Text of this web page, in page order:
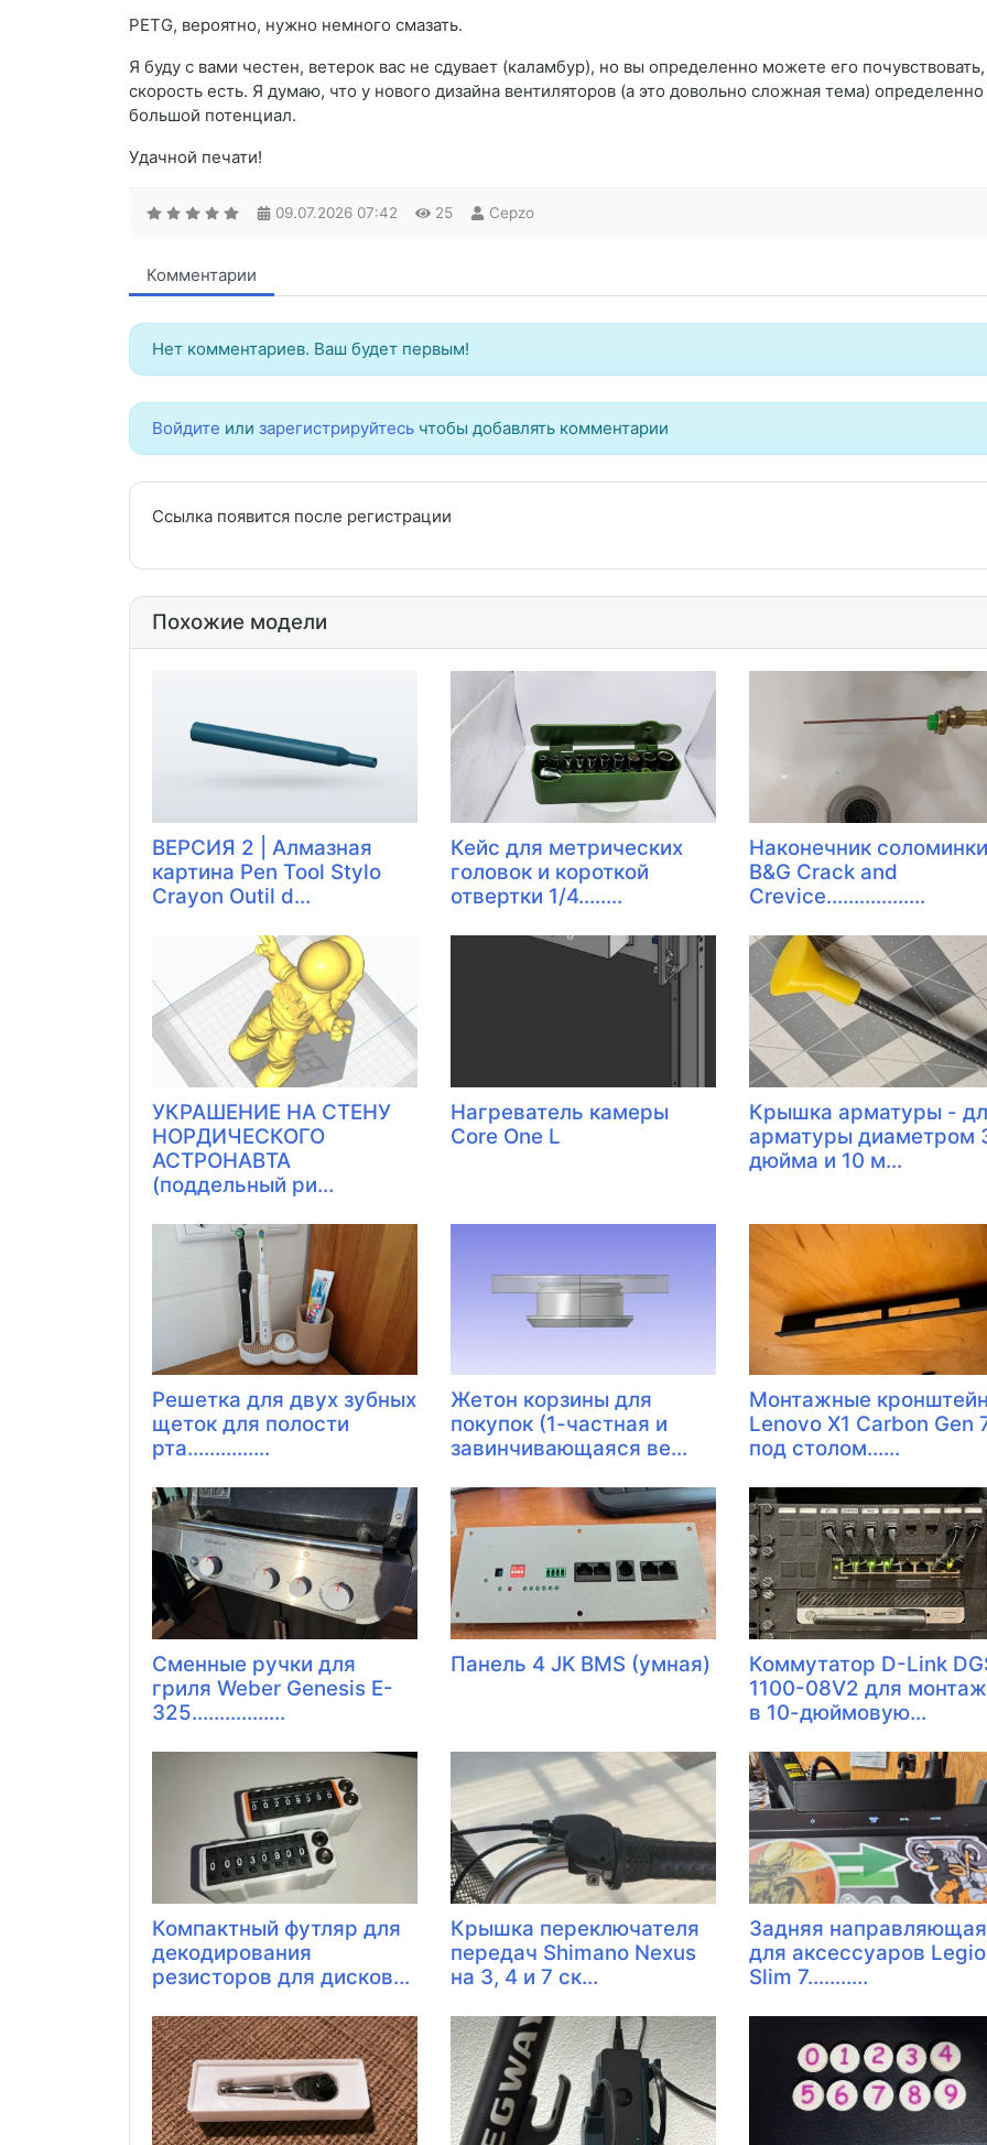
PETG, вероятно, нужно немного смазать.
Я буду с вами честен, ветерок вас не сдувает (каламбур), но вы определенно можете его
скорость есть. Я думаю, что у нового дизайна вентиляторов (а это довольно сложная тема) определенно
большой потенциал.
Удачной печати!
09.07.2026 07:42 25 Cepzo
Комментарии
Нет комментариев. Ваш будет первым!
Войдите или зарегистрируйтесь чтобы добавлять комментарии
Ссылка появится после регистрации
Похожие модели
ВЕРСИЯ 2 | Алмазная
картина Pen Tool Stylo
Crayon Outil d...
Кейс для метрических
головок и короткой
отвертки 1/4........
Наконечник соломинки
B&G Crack and
Crevice..................
УКРАШЕНИЕ НА СТЕНУ
НОРДИЧЕСКОГО
АСТРОНАВТА
(поддельный ри...
Нагреватель камеры
Core One L
Крышка арматуры -
арматуры диаметром
дюйма и 10 м...
Решетка для двух зубных
щеток для полости
рта...............
Жетон корзины для
покупок (1-частная и
завинчивающаяся ве...
Монтажные
Lenovo X1 Carbon Gen
под столом......
Сменные ручки для
гриля Weber Genesis E-
325.................
Панель 4 JK BMS (умная)
Коммутатор D-Link
1100-08V2 для
в 10-дюймовую...
Компактный футляр для
декодирования
резисторов для дисков...
Крышка переключателя
передач Shimano Nexus
на 3, 4 и 7 ск...
Задняя направляющая
для аксессуаров
Slim 7...........